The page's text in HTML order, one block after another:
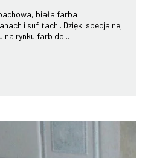
biała farba
i sufitach . Dzięki specjalnej
na rynku farb do...